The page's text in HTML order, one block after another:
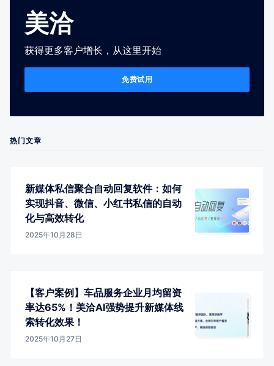
美洽
获得更多客户增长，从这里开始
免费试用
热门文章
新媒体私信聚合自动回复软件：如何
实现抖音、微信、小红书私信的自动
化与高效转化
2025年10月28日
【客户案例】车品服务企业月均留资
率达65%！美洽AI强势提升新媒体线
索转化效果！
2025年10月27日